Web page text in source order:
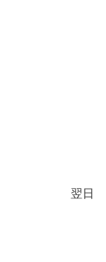
翌日